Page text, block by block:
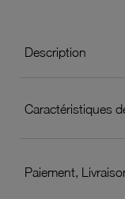
Description
Caractéristiques
Paiement,